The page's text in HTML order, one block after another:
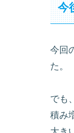
今
今回
た。
でも
積み